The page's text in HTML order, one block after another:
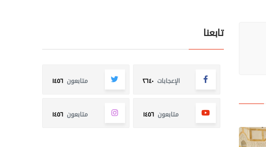
تابعنا
الإعجابات ٢٦٤٠ متابعون ١٤٥٦
متابعون ١٤٥٦ متابعون ١٤٥٦